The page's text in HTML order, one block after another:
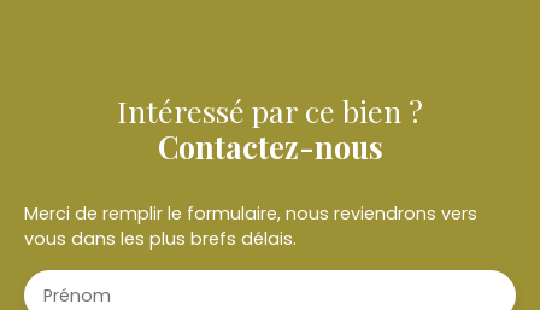
Intéressé par ce bien ?
Contactez-nous
Merci de remplir le formulaire, nous reviendrons vers
vous dans les plus brefs délais.
Prénom